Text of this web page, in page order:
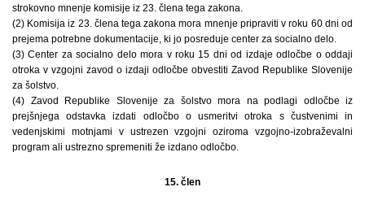
strokovno mnenje komisije iz 23. člena tega zakona.
(2) Komisija iz 23. člena tega zakona mora mnenje pripraviti v roku 60 dni od
prejema potrebne dokumentacije, ki jo posreduje center za socialno delo.
(3) Center za socialno delo mora v roku 15 dni od izdaje odločbe o oddaji
otroka v vzgojni zavod o izdaji odločbe obvestiti Zavod Republike Slovenije
za šolstvo.
(4) Zavod Republike Slovenije za šolstvo mora na podlagi odločbe iz
prejšnjega odstavka izdati odločbo o usmeritvi otroka s čustvenimi in
vedenjskimi motnjami v ustrezen vzgojni oziroma vzgojno-izobraževalni
program ali ustrezno spremeniti že izdano odločbo.
15. člen